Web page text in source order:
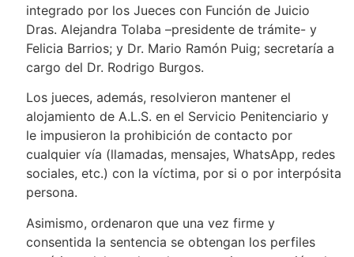
integrado por los Jueces con Función de Juicio
Dras. Alejandra Tolaba –presidente de trámite- y
Felicia Barrios; y Dr. Mario Ramón Puig; secretaría a
cargo del Dr. Rodrigo Burgos.
Los jueces, además, resolvieron mantener el
alojamiento de A.L.S. en el Servicio Penitenciario y
le impusieron la prohibición de contacto por
cualquier vía (llamadas, mensajes, WhatsApp, redes
sociales, etc.) con la víctima, por si o por interpósita
persona.
Asimismo, ordenaron que una vez firme y
consentida la sentencia se obtengan los perfiles